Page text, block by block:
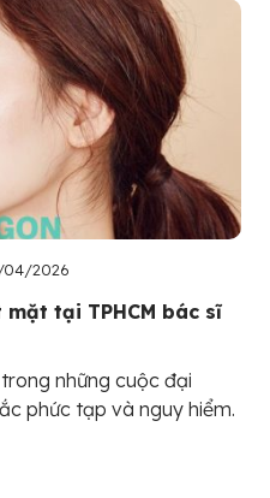
04/2026
tại TPHCM bác sĩ
những cuộc đại
phức tạp và nguy hiểm.